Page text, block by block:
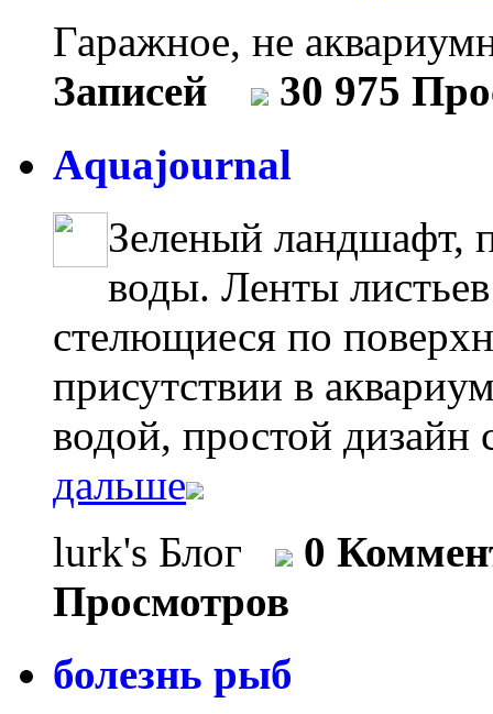
Гаражное, не
Записей
30 975
Aquajournal
Зеленый ландшафт,
воды. Ленты
стелющиеся по
присутствии в
водой, простой дизайн
дальше
lurk's Блог
0
Просмотров
болезнь рыб